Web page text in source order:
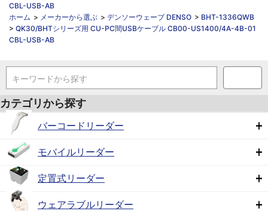
CBL-USB-AB
ホーム > メーカーから選ぶ > デンソーウェーブ DENSO > BHT-1336QWB
> QK30/BHTシリーズ用 CU-PC間USBケーブル CB00-US1400/4A-4B-01
CBL-USB-AB
キーワードから探す
カテゴリから探す
バーコードリーダー
モバイルリーダー
定置式リーダー
ウェアラブルリーダー